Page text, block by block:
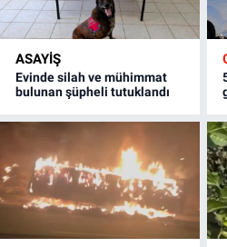
ASAYİŞ
Evinde silah ve mühimmat
bulunan şüpheli tutuklandı